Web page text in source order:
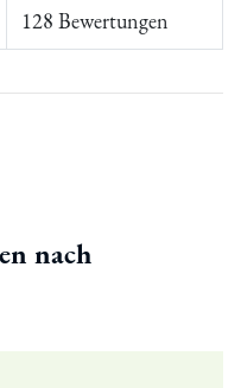
128 Bewertungen
nach